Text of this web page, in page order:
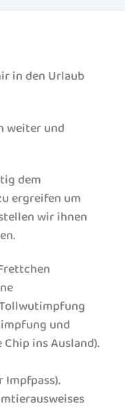
in den Urlaub
weiter und
dem
ergreifen um
wir ihnen
und
ins Ausland).
Impfpass).